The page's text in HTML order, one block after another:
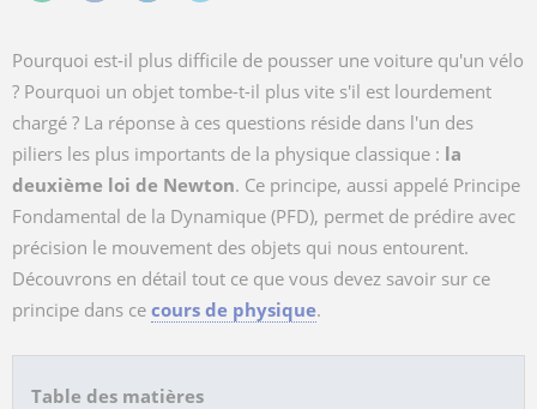
Pourquoi est-il plus difficile de pousser une voiture qu'un vélo
? Pourquoi un objet tombe-t-il plus vite s'il est lourdement
chargé ? La réponse à ces questions réside dans l'un des
piliers les plus importants de la physique classique : la
deuxième loi de Newton. Ce principe, aussi appelé Principe
Fondamental de la Dynamique (PFD), permet de prédire avec
précision le mouvement des objets qui nous entourent.
Découvrons en détail tout ce que vous devez savoir sur ce
principe dans ce cours de physique.
Table des matières